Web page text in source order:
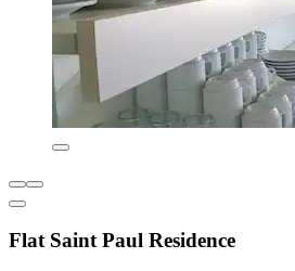
Flat Saint Paul Residence